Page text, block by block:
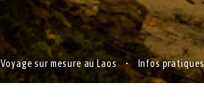
Voyage sur mesure au Laos Infos pratiques